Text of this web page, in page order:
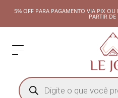
5% OFF PARA PAGAMENTO VIA PIX OU
PARTIR